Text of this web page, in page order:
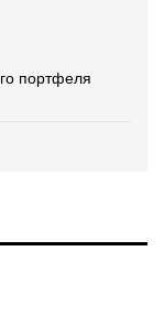
портфеля